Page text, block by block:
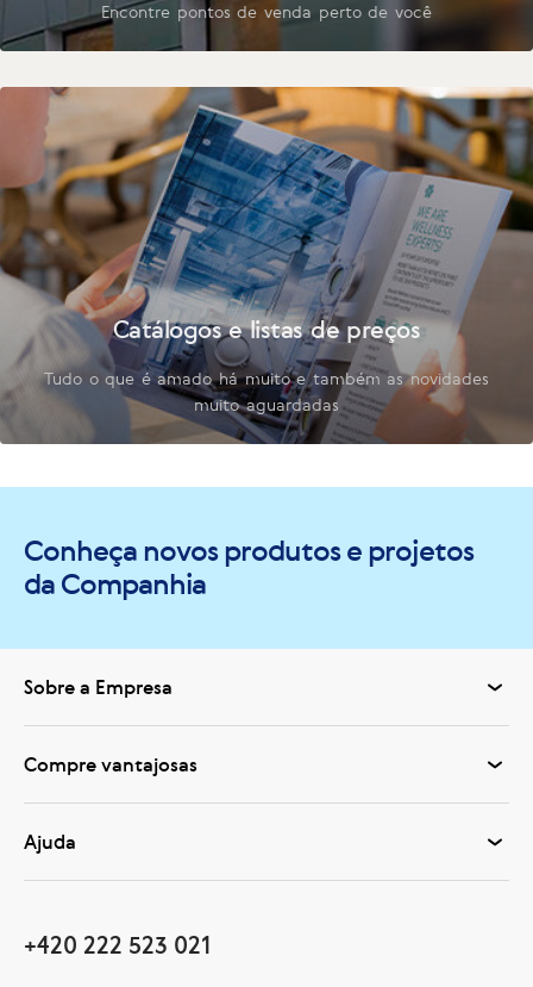
Encontre pontos de venda perto de você
Catálogos e listas de preços
Tudo o que é amado há muito e também as novidades
muito aguardadas
Conheça novos produtos e projetos
da Companhia
Sobre a Empresa
Compre vantajosas
Ajuda
+420 222 523 021